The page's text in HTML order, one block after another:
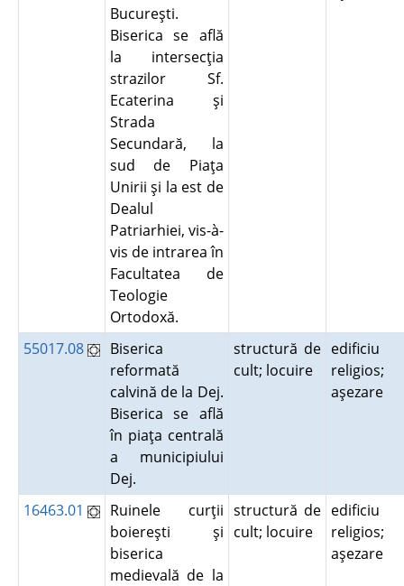
Bucureşti.
Biserica se află
la intersecţia
strazilor Sf.
Ecaterina şi
Strada
Secundară, la
sud de Piaţa
Unirii şi la est de
Dealul
Patriarhiei, vis-à-
vis de intrarea în
Facultatea de
Teologie
Ortodoxă.
55017.08
Biserica
reformată
calvină de la Dej.
Biserica se află
în piaţa centrală
a municipiului
Dej.
structură de
cult; locuire
edificiu
religios;
aşezare
16463.01
Ruinele curţii
boiereşti şi
biserica
medievală de la
structură de
cult; locuire
edificiu
religios;
aşezare